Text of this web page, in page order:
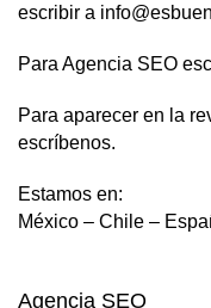
escribir a
Para Agencia SEO
Para aparecer en la
escríbenos.
Estamos en:
México – Chile –
Agencia SEO